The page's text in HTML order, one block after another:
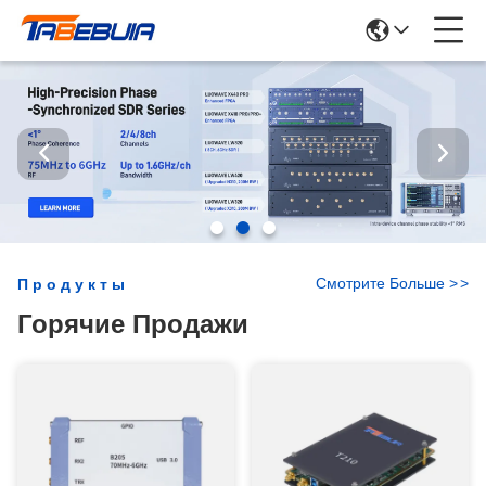
Продукты
Горячие Продажи
Смотрите Больше >>